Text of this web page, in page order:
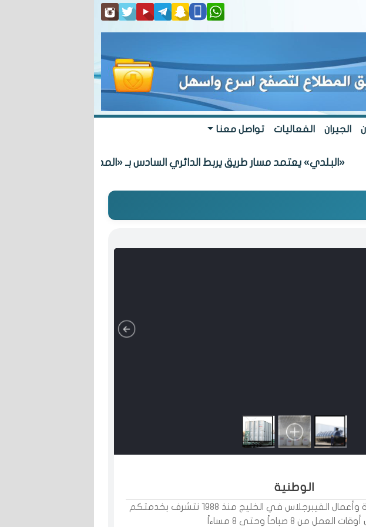
الجيران الفعاليات تواصل معنا
«البلدي» يعتمد مسار طريق يربط الدائري السادس بـ «المطلاع» السكنية
الوطنية
رواد الصناعات البلاستيكية وأعمال الفيبرجلاس في الخليج منذ ١٩٨٨ نتشرف بخدمتكم
العمل من ٨ صباحاً وحتى ٨ مساءاً